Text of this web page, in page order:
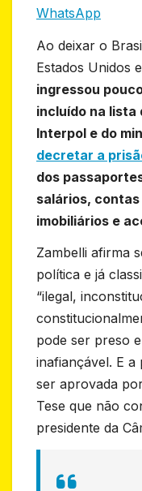
WhatsApp
Ao deixar o
Estados Unidos e
ingressou
incluído na
Interpol e do
decretar a
dos
salários,
imobiliários e
Zambelli afirma
política e já
“ilegal,
pode ser preso
inafiançável. E a
ser aprovada
Tese que não
presidente da